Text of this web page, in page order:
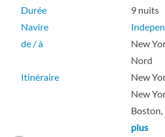
Cabine intérieure Quad Gty-[ZQ]
Durée
9 nuits
Navire
de / à
New
Nord
Itinéraire
New
New
plus